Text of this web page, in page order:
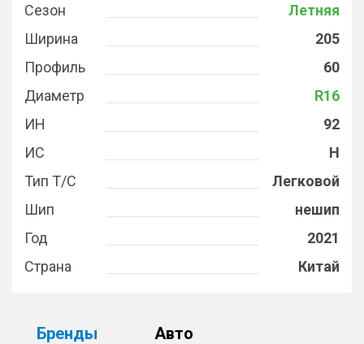
Сезон
Летняя
Ширина
205
Профиль
60
Диаметр
R16
ИН
92
ИС
H
Тип Т/С
Легковой
Шип
нешип
Год
2021
Страна
Китай
Бренды
Авто